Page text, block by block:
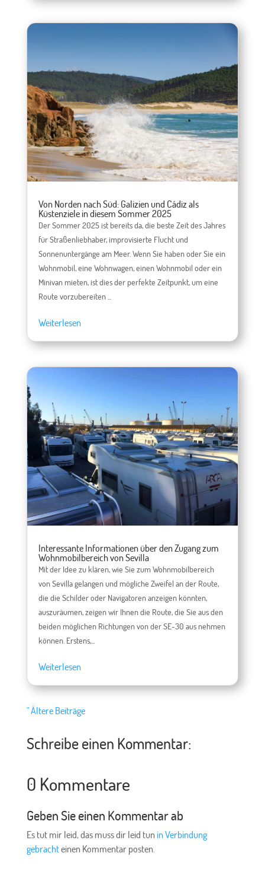
Von Norden nach Süd: Galizien und Cádiz als
Küstenziele in diesem Sommer 2025
Der Sommer 2025 ist bereits da, die beste Zeit des Jahres
für Straßenliebhaber, improvisierte Flucht und
Sonnenuntergänge am Meer. Wenn Sie haben oder Sie ein
Wohnmobil, eine Wohnwagen, einen Wohnmobil oder ein
Minivan mieten, ist dies der perfekte Zeitpunkt, um eine
Route vorzubereiten ...
Weiterlesen
Interessante Informationen über den Zugang zum
Wohnmobilbereich von Sevilla
Mit der Idee zu klären, wie Sie zum Wohnmobilbereich
von Sevilla gelangen und mögliche Zweifel an der Route,
die die Schilder oder Navigatoren anzeigen könnten,
auszuräumen, zeigen wir Ihnen die Route, die Sie aus den
beiden möglichen Richtungen von der SE-30 aus nehmen
können. Erstens,...
Weiterlesen
" Ältere Beiträge
Schreibe einen Kommentar:
0 Kommentare
Geben Sie einen Kommentar ab
Es tut mir leid, das muss dir leid tun in Verbindung
gebrachteinen Kommentar posten.